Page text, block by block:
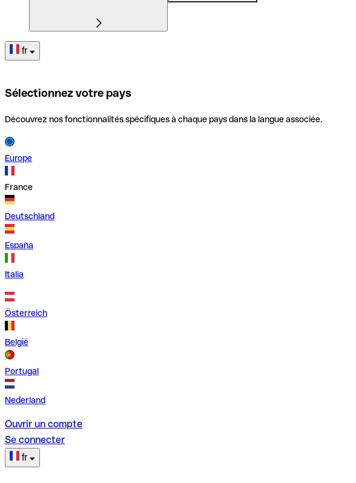
fr
Sélectionnez votre pays
Découvrez nos fonctionnalités spécifiques à chaque pays dans la langue associée.
Europe
France
Deutschland
España
Italia
Österreich
België
Portugal
Nederland
Ouvrir un compte
Se connecter
fr